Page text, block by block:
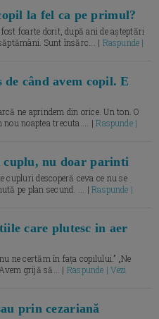
la fel ca pe primul?
foarte dorit, după ani de așteptări
Sunt însărc... | Raspunde |
de când avem copil. E
ne aprindem din orice. Un ton. O
nou noaptea trecuta.... |Raspunde |
cuplu, nu doar parinti
cupluri descoperă ceva ce nu se
pe plan secund. ... |Raspunde |
care plutesc in aer
ne certăm în fața copilului.” „Ne
grijă să... | Raspunde | Vezi
prin cezariană